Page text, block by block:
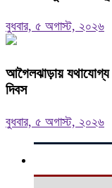
বুধবার, ৫ অগাস্ট, ২০২৬
আগৈলঝাড়ায় যথাযোগ্য
দিবস
বুধবার, ৫ অগাস্ট, ২০২৬